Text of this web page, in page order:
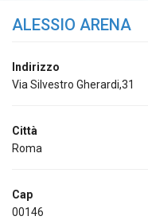
ALESSIO ARENA
Indirizzo
Via Silvestro Gherardi,31
Città
Roma
Cap
00146